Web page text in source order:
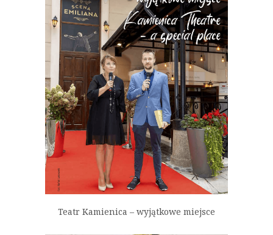
Teatr Kamienica – wyjątkowe miejsce